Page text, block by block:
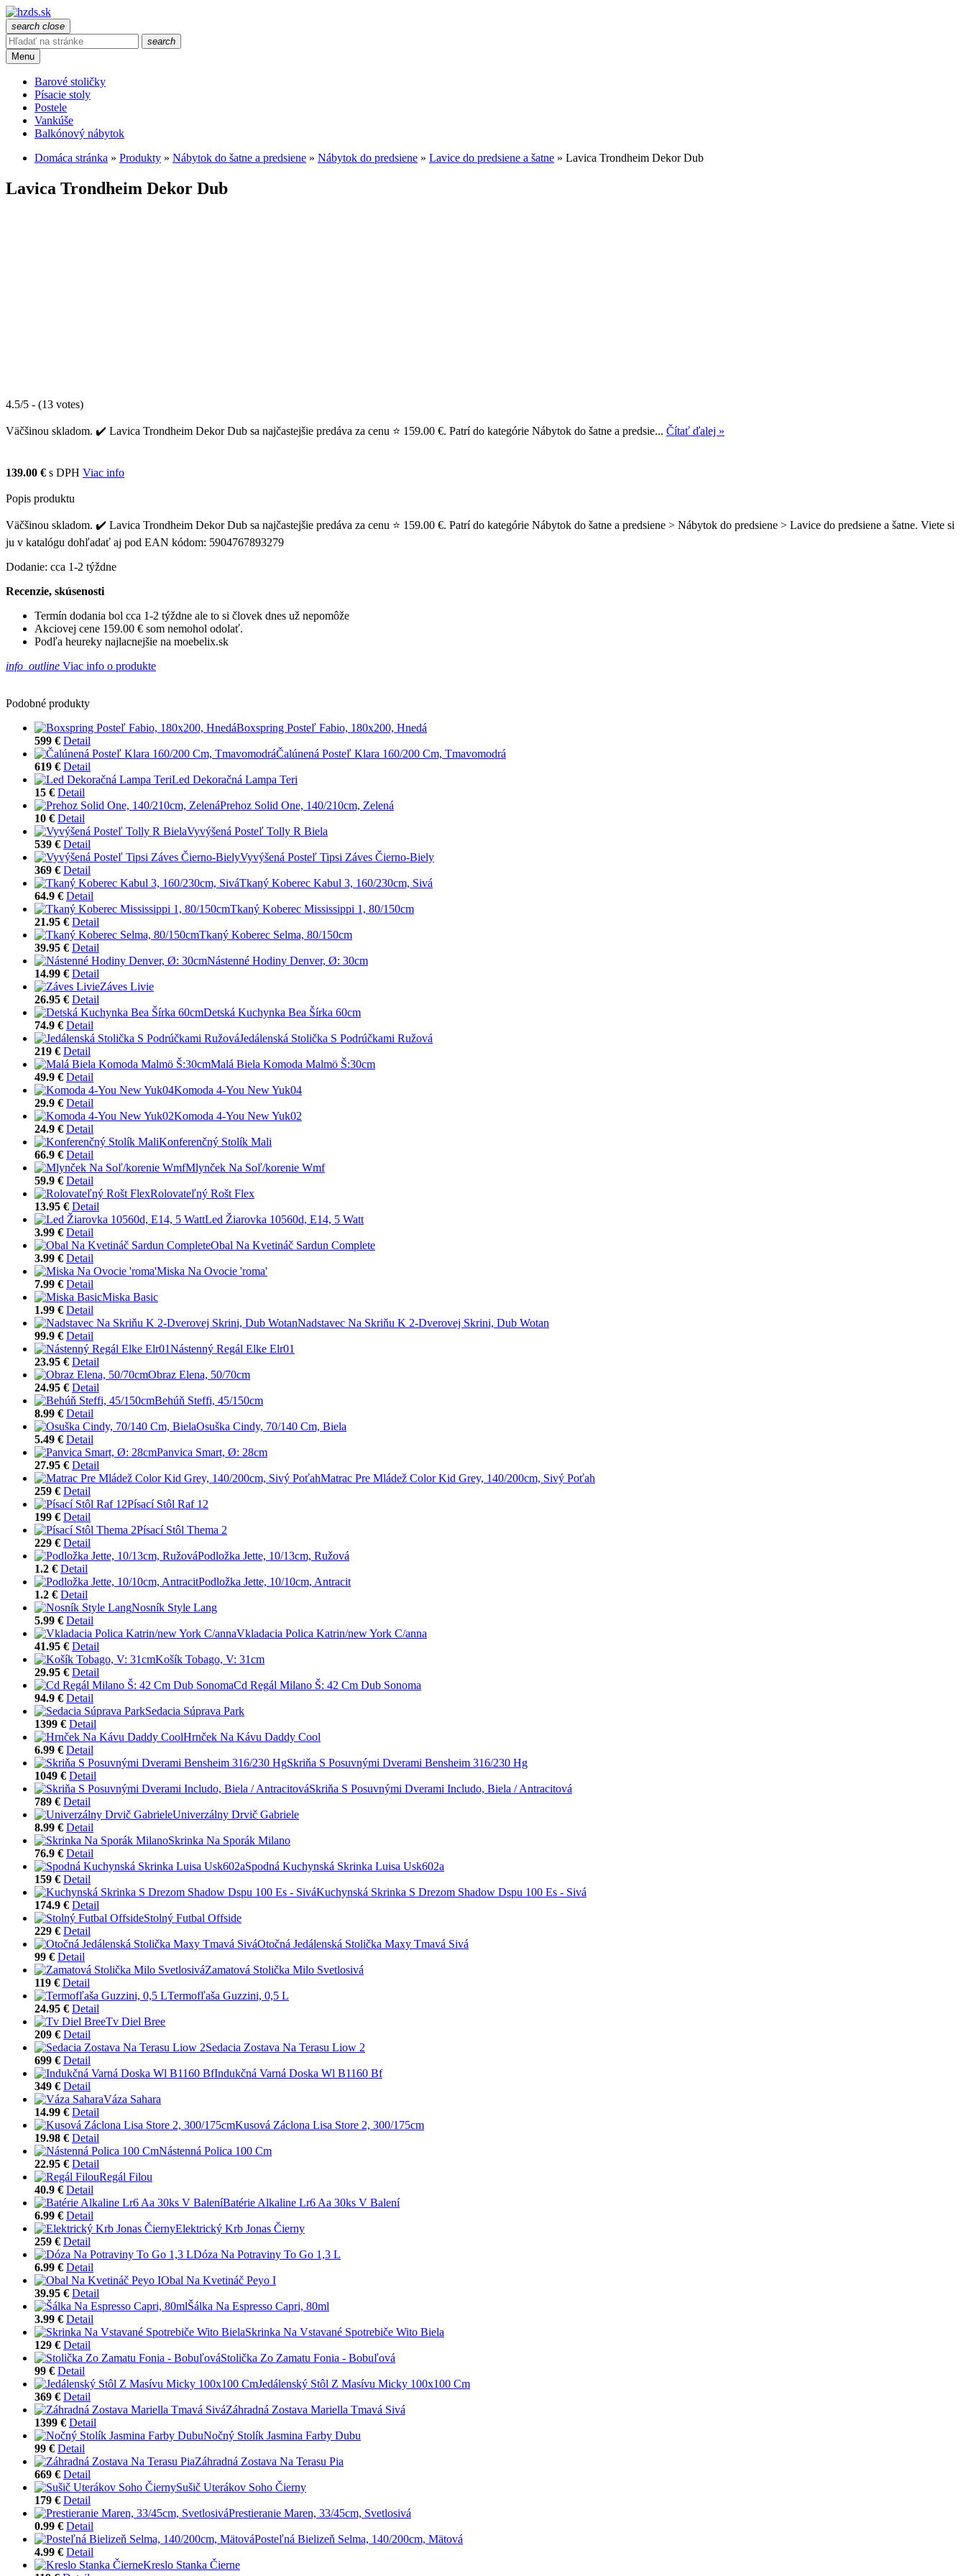
search close
search
Menu
Barové stoličky
Písacie stoly
Postele
Vankúše
Balkónový nábytok
Domáca stránka » Produkty » Nábytok do šatne a predsiene » Nábytok do predsiene » Lavice do predsiene a šatne » Lavica Trondheim Dekor Dub
Lavica Trondheim Dekor Dub
4.5/5 - (13 votes)
Väčšinou skladom. ✔️ Lavica Trondheim Dekor Dub sa najčastejšie predáva za cenu ⭐ 159.00 €. Patrí do kategórie Nábytok do šatne a predsie... Čítať ďalej »
139.00 € s DPH Viac info
Popis produktu
Väčšinou skladom. ✔️ Lavica Trondheim Dekor Dub sa najčastejšie predáva za cenu ⭐ 159.00 €. Patrí do kategórie Nábytok do šatne a predsiene > Nábytok do predsiene > Lavice do predsiene a šatne. Viete si
ju v katalógu dohľadať aj pod EAN kódom: 5904767893279
Dodanie: cca 1-2 týždne
Recenzie, skúsenosti
Termín dodania bol cca 1-2 týždne ale to si človek dnes už nepomôže
Akciovej cene 159.00 € som nemohol odolať.
Podľa heureky najlacnejšie na moebelix.sk
info_outline Viac info o produkte
Podobné produkty
Boxspring Posteľ Fabio, 180x200, Hnedá
599 € Detail
Čalúnená Posteľ Klara 160/200 Cm, Tmavomodrá
619 € Detail
Led Dekoračná Lampa Teri
15 € Detail
Prehoz Solid One, 140/210cm, Zelená
10 € Detail
Vyvýšená Posteľ Tolly R Biela
539 € Detail
Vyvýšená Posteľ Tipsi Záves Čierno-Biely
369 € Detail
Tkaný Koberec Kabul 3, 160/230cm, Sivá
64.9 € Detail
Tkaný Koberec Mississippi 1, 80/150cm
21.95 € Detail
Tkaný Koberec Selma, 80/150cm
39.95 € Detail
Nástenné Hodiny Denver, Ø: 30cm
14.99 € Detail
Záves Livie
26.95 € Detail
Detská Kuchynka Bea Šírka 60cm
74.9 € Detail
Jedálenská Stolička S Podrúčkami Ružová
219 € Detail
Malá Biela Komoda Malmö Š:30cm
49.9 € Detail
Komoda 4-You New Yuk04
29.9 € Detail
Komoda 4-You New Yuk02
24.9 € Detail
Konferenčný Stolík Mali
66.9 € Detail
Mlynček Na Soľ/korenie Wmf
59.9 € Detail
Rolovateľný Rošt Flex
13.95 € Detail
Led Žiarovka 10560d, E14, 5 Watt
3.99 € Detail
Obal Na Kvetináč Sardun Complete
3.99 € Detail
Miska Na Ovocie 'roma'
7.99 € Detail
Miska Basic
1.99 € Detail
Nadstavec Na Skriňu K 2-Dverovej Skrini, Dub Wotan
99.9 € Detail
Nástenný Regál Elke Elr01
23.95 € Detail
Obraz Elena, 50/70cm
24.95 € Detail
Behúň Steffi, 45/150cm
8.99 € Detail
Osuška Cindy, 70/140 Cm, Biela
5.49 € Detail
Panvica Smart, Ø: 28cm
27.95 € Detail
Matrac Pre Mládež Color Kid Grey, 140/200cm, Sivý Poťah
259 € Detail
Písací Stôl Raf 12
199 € Detail
Písací Stôl Thema 2
229 € Detail
Podložka Jette, 10/13cm, Ružová
1.2 € Detail
Podložka Jette, 10/10cm, Antracit
1.2 € Detail
Nosník Style Lang
5.99 € Detail
Vkladacia Polica Katrin/new York C/anna
41.95 € Detail
Košík Tobago, V: 31cm
29.95 € Detail
Cd Regál Milano Š: 42 Cm Dub Sonoma
94.9 € Detail
Sedacia Súprava Park
1399 € Detail
Hrnček Na Kávu Daddy Cool
6.99 € Detail
Skriňa S Posuvnými Dverami Bensheim 316/230 Hg
1049 € Detail
Skriňa S Posuvnými Dverami Includo, Biela / Antracitová
789 € Detail
Univerzálny Drvič Gabriele
8.99 € Detail
Skrinka Na Sporák Milano
76.9 € Detail
Spodná Kuchynská Skrinka Luisa Usk602a
159 € Detail
Kuchynská Skrinka S Drezom Shadow Dspu 100 Es - Sivá
174.9 € Detail
Stolný Futbal Offside
229 € Detail
Otočná Jedálenská Stolička Maxy Tmavá Sivá
99 € Detail
Zamatová Stolička Milo Svetlosivá
119 € Detail
Termofľaša Guzzini, 0,5 L
24.95 € Detail
Tv Diel Bree
209 € Detail
Sedacia Zostava Na Terasu Liow 2
699 € Detail
Indukčná Varná Doska Wl B1160 Bf
349 € Detail
Váza Sahara
14.99 € Detail
Kusová Záclona Lisa Store 2, 300/175cm
19.98 € Detail
Nástenná Polica 100 Cm
22.95 € Detail
Regál Filou
40.9 € Detail
Batérie Alkaline Lr6 Aa 30ks V Balení
6.99 € Detail
Elektrický Krb Jonas Čierny
259 € Detail
Dóza Na Potraviny To Go 1,3 L
6.99 € Detail
Obal Na Kvetináč Peyo I
39.95 € Detail
Šálka Na Espresso Capri, 80ml
3.99 € Detail
Skrinka Na Vstavané Spotrebiče Wito Biela
129 € Detail
Stolička Zo Zamatu Fonia - Bobuľová
99 € Detail
Jedálenský Stôl Z Masívu Micky 100x100 Cm
369 € Detail
Záhradná Zostava Mariella Tmavá Sivá
1399 € Detail
Nočný Stolík Jasmina Farby Dubu
99 € Detail
Záhradná Zostava Na Terasu Pia
669 € Detail
Sušič Uterákov Soho Čierny
179 € Detail
Prestieranie Maren, 33/45cm, Svetlosivá
0.99 € Detail
Posteľná Bielizeň Selma, 140/200cm, Mätová
4.99 € Detail
Kreslo Stanka Čierne